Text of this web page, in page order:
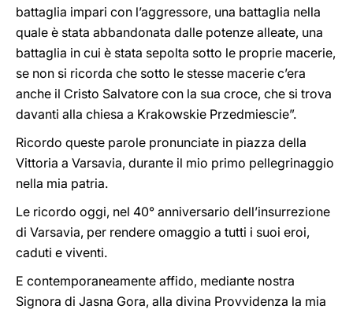
battaglia impari con l’aggressore, una battaglia nella
quale è stata abbandonata dalle potenze alleate, una
battaglia in cui è stata sepolta sotto le proprie macerie,
se non si ricorda che sotto le stesse macerie c’era
anche il Cristo Salvatore con la sua croce, che si trova
davanti alla chiesa a Krakowskie Przedmiescie”.
Ricordo queste parole pronunciate in piazza della
Vittoria a Varsavia, durante il mio primo pellegrinaggio
nella mia patria.
Le ricordo oggi, nel 40° anniversario dell’insurrezione
di Varsavia, per rendere omaggio a tutti i suoi eroi,
caduti e viventi.
E contemporaneamente affido, mediante nostra
Signora di Jasna Gora, alla divina Provvidenza la mia